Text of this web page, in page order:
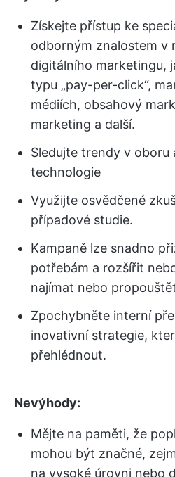
Získejte přístup ke
odborným znalostem v
digitálního marketingu,
typu „pay-per-click“,
médiích, obsahový
marketing a další.
Sledujte trendy v oboru
technologie
Využijte osvědčené
případové studie.
Kampaně lze snadno
potřebám a rozšířit
najímat nebo
Zpochybněte interní
inovativní strategie,
přehlédnout.
Nevýhody:
Mějte na paměti, že
mohou být značné,
na vysoké úrovni nebo